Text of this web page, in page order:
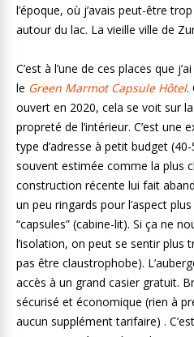
l’époque, où j’avais peut-être
autour du lac. La vieille ville de
C’est à l’une de ces places que
le Green Marmot Capsule Hôtel.
ouvert en 2020, cela se voit sur
propreté de l’intérieur. C’est une
type d’adresse à petit budget
souvent estimée comme la plus
construction récente lui fait
un peu ringards pour l’aspect
“capsules” (cabine-lit). Si ça ne
l’isolation, on peut se sentir plus
pas être claustrophobe).
accès à un grand casier gratuit.
sécurisé et économique (rien à
aucun supplément tarifaire) .